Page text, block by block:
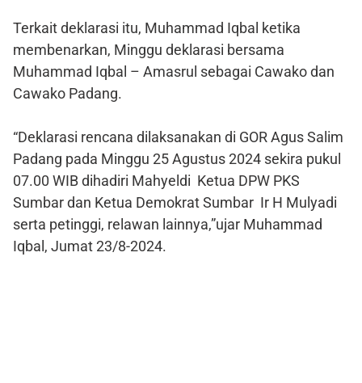
Terkait deklarasi itu, Muhammad Iqbal ketika
membenarkan, Minggu deklarasi bersama
Muhammad Iqbal – Amasrul sebagai Cawako dan
Cawako Padang.
“Deklarasi rencana dilaksanakan di GOR Agus Salim
Padang pada Minggu 25 Agustus 2024 sekira pukul
07.00 WIB dihadiri Mahyeldi Ketua DPW PKS
Sumbar dan Ketua Demokrat Sumbar Ir H Mulyadi
serta petinggi, relawan lainnya,”ujar Muhammad
Iqbal, Jumat 23/8-2024.